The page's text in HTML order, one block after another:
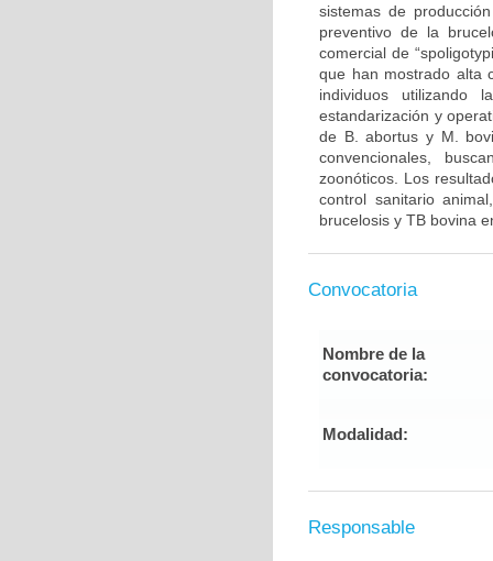
sistemas de
preventivo de la
comercial de
que han mostrado alta
individuos
estandarización y
de B. abortus y M.
convencionales,
zoonóticos. Los
control sanitario
brucelosis y TB bovina
Convocatoria
Nombre de la
convocatoria:
Modalidad:
Responsable